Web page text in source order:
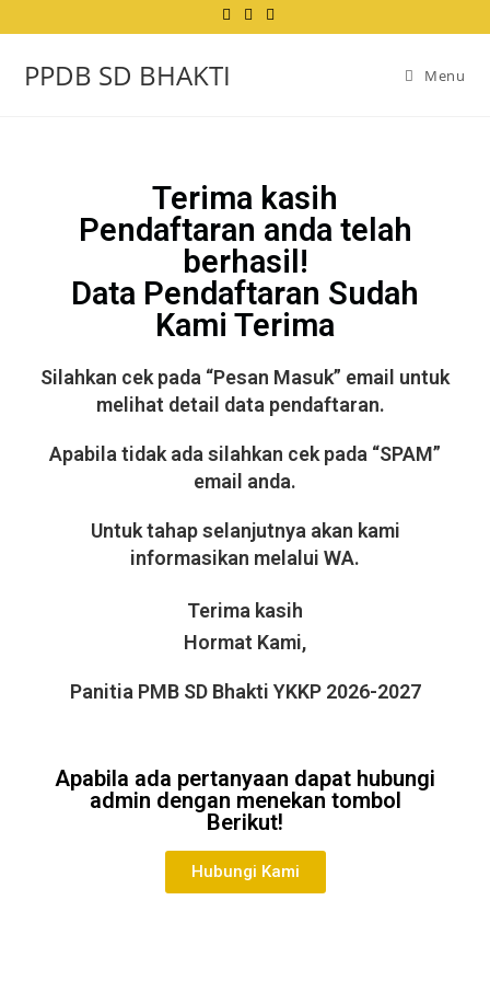
PPDB SD BHAKTI Menu
Terima kasih
Pendaftaran anda telah
berhasil!
Data Pendaftaran Sudah
Kami Terima
Silahkan cek pada “Pesan Masuk” email untuk
melihat detail data pendaftaran.
Apabila tidak ada silahkan cek pada “SPAM”
email anda.
Untuk tahap selanjutnya akan kami
informasikan melalui WA.
Terima kasih
Hormat Kami,
Panitia PMB SD Bhakti YKKP 2026-2027
Apabila ada pertanyaan dapat hubungi
admin dengan menekan tombol
Berikut!
Hubungi Kami